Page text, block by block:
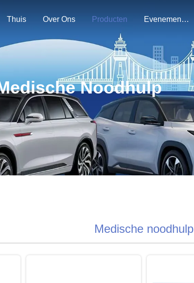
Thuis Over Ons Producten Evenementen
Noodhulp
Medische noodhulp